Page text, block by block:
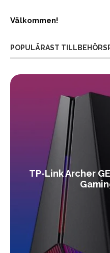
Välkommen!
POPULÄRAST
TP-Link Archer